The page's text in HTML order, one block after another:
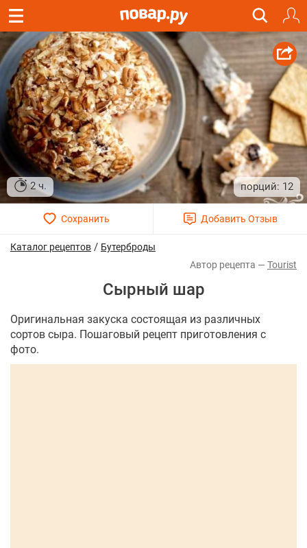
2 ч. 12
Каталог рецептов / Бутерброды
Tourist
Сырный шар
Оригинальная закуска состоящая из различных
сортов сыра. Пошаговый рецепт приготовления с
фото.